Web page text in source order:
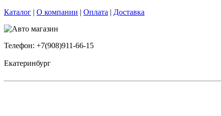
Каталог | О компании | Оплата | Доставка
Телефон: +7(908)911-66-15
Екатеринбург